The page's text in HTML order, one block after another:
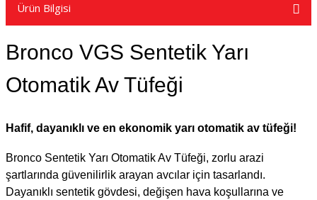
Ürün Bilgisi
Bronco VGS Sentetik Yarı
Otomatik Av Tüfeği
Hafif, dayanıklı ve en ekonomik yarı otomatik av tüfeği!
Bronco Sentetik Yarı Otomatik Av Tüfeği, zorlu arazi
şartlarında güvenilirlik arayan avcılar için tasarlandı.
Dayanıklı sentetik gövdesi, değişen hava koşullarına ve